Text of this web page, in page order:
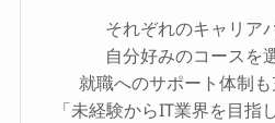
それぞれのキャリア
自分好みのコースを
就職へのサポート体制も
「未経験からIT業界を目指